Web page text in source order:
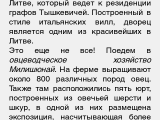
Литве, который ведет к резиденции
графов Тышкевичей. Построенный в
стиле итальянских вилл, дворец
является одним из красивейших в
Литве.
Это еще не все! Поедем в
овцеводческое хозяйство
Милишюнай. На ферме выращивают
около 800 различных пород овец.
Также там расположились пять юрт,
построенных из овечьей шерсти и
шкур, в одной из них размещена
экспозиция, насчитывающая более